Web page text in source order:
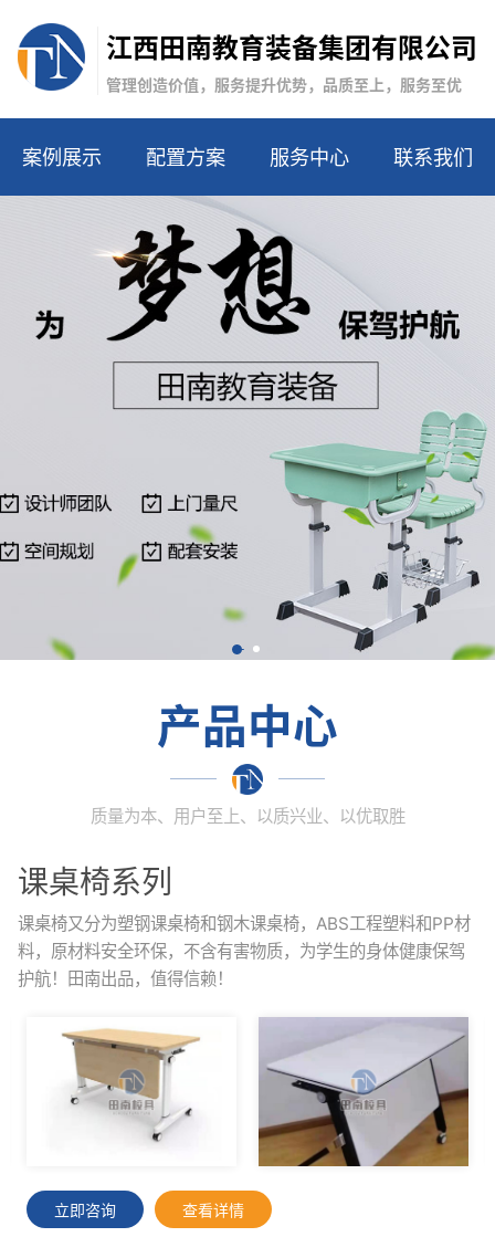
江西田南教育装备集团有限公司
管理创造价值，服务提升优势，品质至上，服务至优
案例展示 配置方案 服务中心 联系我们
产品中心
质量为本、用户至上、以质兴业、以优取胜
课桌椅系列
课桌椅又分为塑钢课桌椅和钢木课桌椅，ABS工程塑料和PP材
料，原材料安全环保，不含有害物质，为学生的身体健康保驾
护航！田南出品，值得信赖！
立即咨询 查看详情